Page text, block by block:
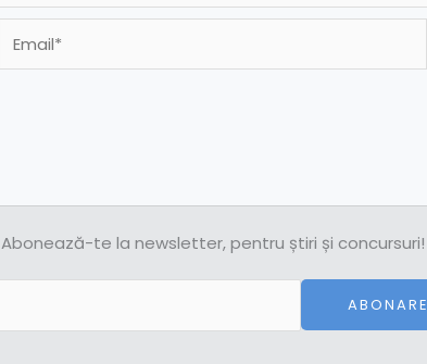
Abonează-te la newsletter, pentru știri și concursuri!
ABONARE